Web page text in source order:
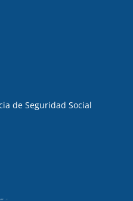
de Seguridad Social